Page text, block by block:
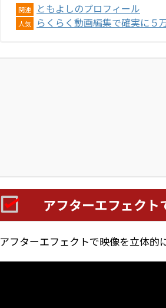
関連 ともよしのプロフィール
人気 らくらく動画編集で確実に５
アフターエフェク
アフターエフェクトで映像を立体的